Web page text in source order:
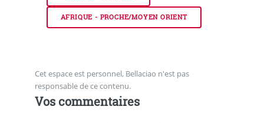
AFRIQUE - PROCHE/MOYEN ORIENT
Cet espace est personnel, Bellaciao n'est pas
responsable de ce contenu.
Vos commentaires